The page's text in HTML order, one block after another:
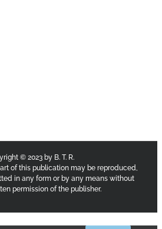
© 2023 by B. T. R.
of this publication may be reproduced,
in any form or by any means without
permission of the publisher.